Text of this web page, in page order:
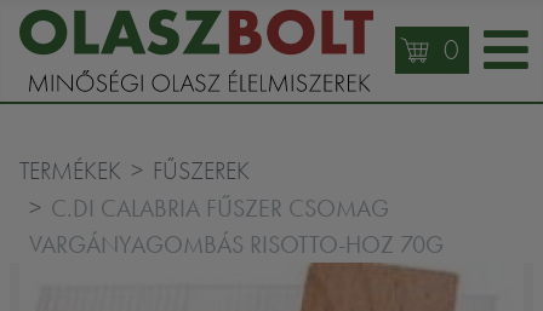
0
TERMÉKEK FŰSZEREK
C.DI CALABRIA FŰSZER CSOMAG
VARGÁNYAGOMBÁS RISOTTO-HOZ 70G